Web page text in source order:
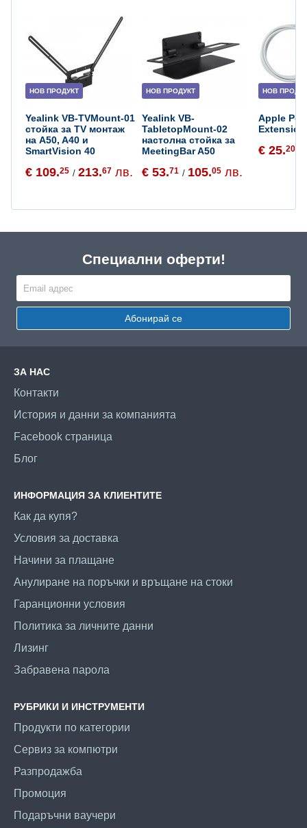
НОВ ПРОДУКТ
Yealink VB-TVMount-01
стойка за TV монтаж
на A50, A40 и
SmartVision 40
€ 109.25 / 213.67 лв.
НОВ ПРОДУКТ
Yealink VB-
TabletopMount-02
настолна стойка за
MeetingBar A50
€ 53.71 / 105.05 лв.
НОВ
Apple
€ 25.20
Специални оферти!
Абонирай се
ЗА НАС
Контакти
История и данни за компанията
Facebook страница
Блог
ИНФОРМАЦИЯ ЗА КЛИЕНТИТЕ
Как да купя?
Условия за доставка
Начини за плащане
Анулиране на поръчки и връщане на стоки
Гаранционни условия
Политика за личните данни
Лизинг
Забравена парола
РУБРИКИ И ИНСТРУМЕНТИ
Продукти по категории
Сервиз за компютри
Разпродажба
Промоция
Подаръчни ваучери